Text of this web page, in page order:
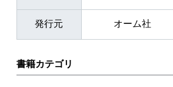
発行元 オーム社
書籍カテゴリ